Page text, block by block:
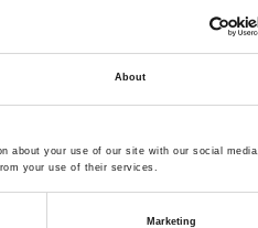
About
about your use of our site with our social media,
your use of their services.
Marketing